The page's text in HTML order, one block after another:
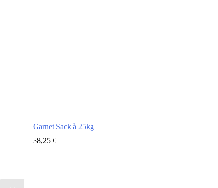
Garnet Sack à 25kg
38,25 €